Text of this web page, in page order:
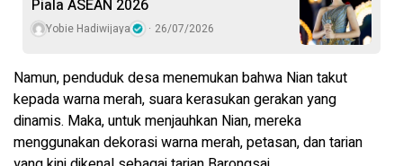
Piala ASEAN 2026
Yobie Hadiwijaya 26/07/2026
Namun, penduduk desa menemukan bahwa Nian takut
kepada warna merah, suara kerasukan gerakan yang
dinamis. Maka, untuk menjauhkan Nian, mereka
menggunakan dekorasi warna merah, petasan, dan tarian